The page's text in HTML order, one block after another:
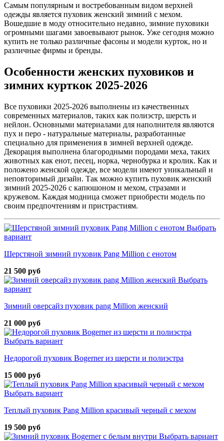
Самым популярным и востребованным видом верхней
одежды является пуховик женский зимний с мехом.
Вошедшие в моду относительно недавно, зимние пуховики
огромными шагами завоевывают рынок. Уже сегодня можно
купить не только различные фасоны и модели курток, но и
различные фирмы и бренды.
Особенности женских пуховиков и
зимних курткок 2025-2026
Все пуховики 2025-2026 выполнены из качественных
современных материалов, таких как полиэстр, шерсть и
нейлон. Основными материалами для наполнителя являются
пух и перо - натуральные материалы, разработанные
специально для применения в зимней верхней одежде.
Декорация выполнена благородными породами меха, таких
животных как енот, песец, норка, чернобурка и кролик. Как и
положено женской одежде, все модели имеют уникальный и
неповторимый дизайн. Так можно купить пуховик женский
зимний 2025-2026 с капюшоном и мехом, стразами и
кружевом. Каждая модница сможет приобрести модель по
своим предпочтениям и пристрастиям.
Выбрать
вариант
Шерстяной зимний пуховик Pang Million с енотом
21 500 руб
Выбрать
вариант
Зимний оверсайз пуховик pang Million женский
21 000 руб
Выбрать вариант
Недорогой пуховик Bogerner из шерсти и полиэстра
15 000 руб
Выбрать вариант
Теплый пуховик Pang Million красивый черный с мехом
19 500 руб
Выбрать вариант